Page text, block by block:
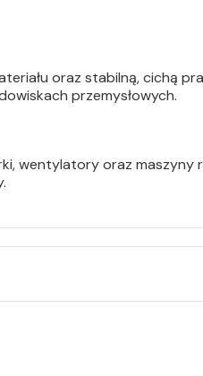
oraz stabilną, cichą
przemysłowych.
wentylatory oraz maszyny